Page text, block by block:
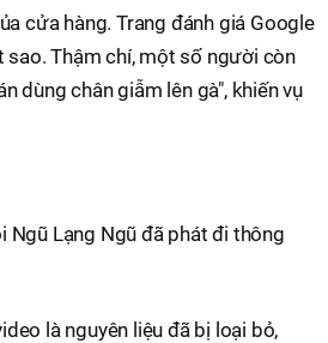
cửa hàng. Trang đánh giá Google
sao. Thậm chí, một số người còn
dùng chân giẫm lên gà", khiến vụ
Ngũ Lạng Ngũ đã phát đi thông
là nguyên liệu đã bị loại bỏ,